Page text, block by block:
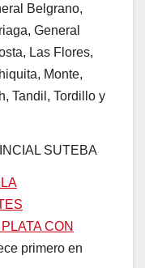
Belgrano,
General
Las Flores,
Monte,
Tandil, Tordillo y
SUTEBA
CON
primero en